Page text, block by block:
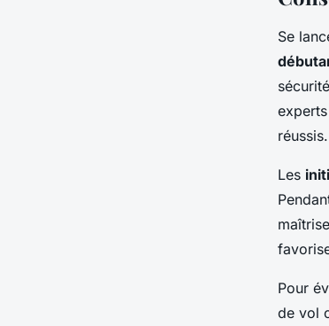
Se
réussis.
Les
Pour
de vol